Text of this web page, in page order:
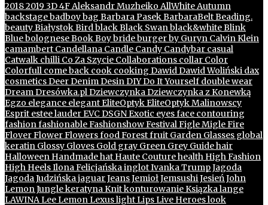
20182019 3D4FAleksandr Muzheiko AllWhiteAutumn
backstagebadboybag Barbara PasekBarbaraBeltBeading.
beautyBiałystokBirdblackBlack Swanblack&whiteBlink
BluebologneseBookBoybrideburgerby Guryn Calvin Klein
camambert Candellana Candle Candy Candybar casual
Catwalk chilli Co Za Szycie Collaborations collar Color
Colorfull come back cook cooking DawidDawid Woliński dax
cosmeticsDeerDenimDesinDIYDo It Yourself double wear
DreamDresówka.plDziewczynkaDziewczynka z Konewką
Egzo elegance elegantEliteOptykEliteOptyk Malinowscy
Esprit estee lauderEVC DSGNExotic eyesface contouring
fashionfashionableFashionshowFestivalFigle MigleFire
FloverFlowerFlowersfoodForestfruit Garden Glasses global
keratin Glossy Gloves Gold gray Green Grey Guidehair
Halloween Handmadehat Haute Couturehealth High Fashion
High HeelsIlona FelicjańskainglotIvanka TrumpJagoda
Jagoda JudzińskajaguarJeansJemiołJemsushiJesieńJohn
LemonJunglekeratynaKnitkonturowanieKsiązkalange
LAWINALeeLemonLexuslightLipsLive Heroeslook